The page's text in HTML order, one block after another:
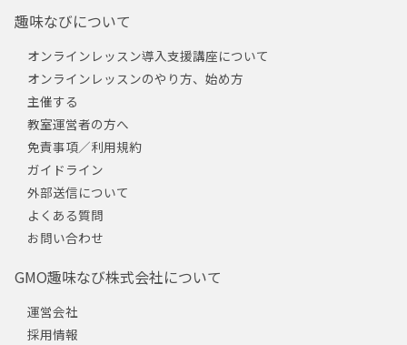
趣味なびについて
オンラインレッスン導入支援講座について
オンラインレッスンのやり方、始め方
主催する
教室運営者の方へ
免責事項／利用規約
ガイドライン
外部送信について
よくある質問
お問い合わせ
GMO趣味なび株式会社について
運営会社
採用情報